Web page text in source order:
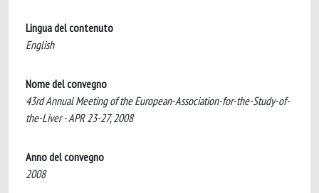
Lingua del contenuto
English
Nome del convegno
43rd Annual Meeting of the European-Association-for-the-Study-of-
the-Liver - APR 23-27, 2008
Anno del convegno
2008